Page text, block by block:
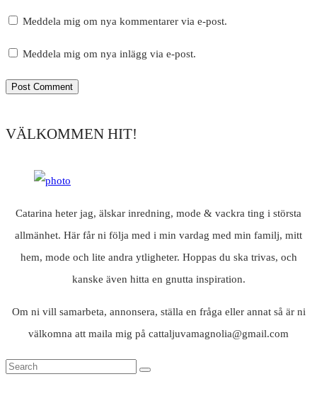
Meddela mig om nya kommentarer via e-post.
Meddela mig om nya inlägg via e-post.
VÄLKOMMEN HIT!
Catarina heter jag, älskar inredning, mode & vackra ting i största
allmänhet. Här får ni följa med i min vardag med min familj, mitt
hem, mode och lite andra ytligheter. Hoppas du ska trivas, och
kanske även hitta en gnutta inspiration.
Om ni vill samarbeta, annonsera, ställa en fråga eller annat så är ni
välkomna att maila mig på cattaljuvamagnolia@gmail.com